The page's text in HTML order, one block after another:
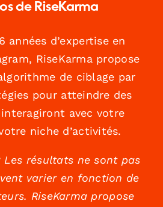
de RiseKarma
années d’expertise en
RiseKarma propose
de ciblage par
pour atteindre des
avec votre
niche d’activités.
Les résultats ne sont pas
varier en fonction de
RiseKarma propose